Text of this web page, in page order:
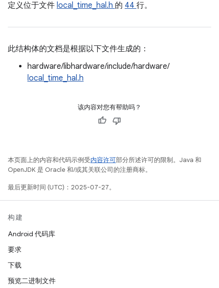
定义位于文件 local_time_hal.h 的 44 行。
此结构体的文档是根据以下文件生成的：
hardware/libhardware/include/hardware/
local_time_hal.h
该内容对您有帮助吗？
本页面上的内容和代码示例受内容许可部分所述许可的限制。Java 和
OpenJDK 是 Oracle 和/或其关联公司的注册商标。
最后更新时间 (UTC)：2025-07-27。
构建
Android 代码库
要求
下载
预览二进制文件